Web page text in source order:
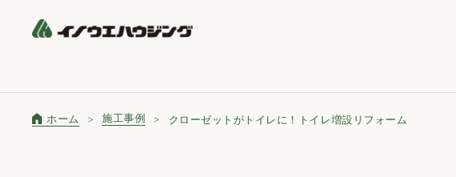
ホーム 施工事例 クローゼットがトイレに！トイレ増設リフォーム